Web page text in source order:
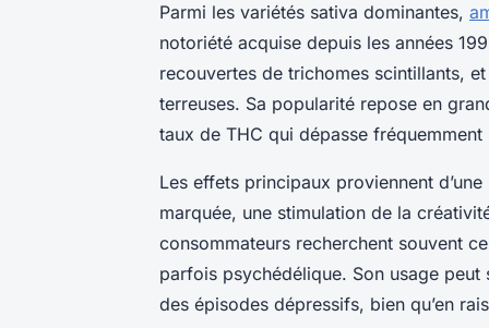
Parmi les variétés sativa dominantes,
notoriété acquise depuis les années
recouvertes de trichomes scintillants,
terreuses. Sa popularité repose en
taux de THC qui dépasse
Les effets principaux proviennent
marquée, une stimulation de la
consommateurs recherchent souvent
parfois psychédélique. Son usage peut
des épisodes dépressifs, bien qu’en